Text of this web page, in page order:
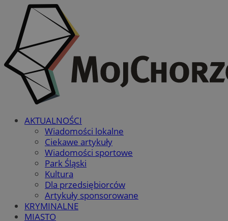
AKTUALNOŚCI
Wiadomości lokalne
Ciekawe artykuły
Wiadomości sportowe
Park Śląski
Kultura
Dla przedsiębiorców
Artykuły sponsorowane
KRYMINALNE
MIASTO